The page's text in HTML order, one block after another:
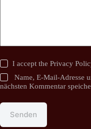
I accept thePrivacy
Name, E-Mail-Adresse
nächsten Kommentar
Senden